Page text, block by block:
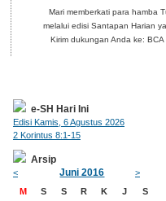
Mari memberkati para hamba
melalui edisi Santapan Harian
Kirim dukungan Anda ke:
e-SH Hari Ini
Edisi Kamis, 6 Agustus 2026
2 Korintus 8:1-15
Arsip
< Juni 2016
>
M
S S R K J S